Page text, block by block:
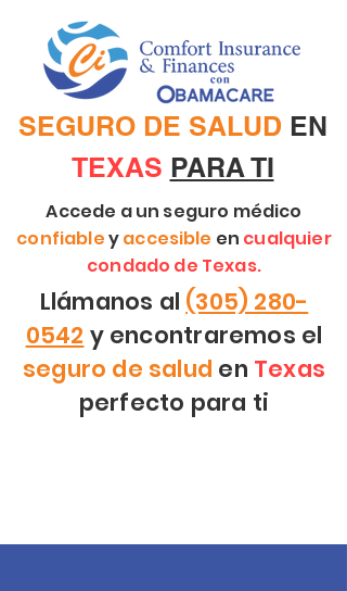
SEGURO DE SALUD EN
TEXAS PARA TI
Accede a un seguro médico
confiableyaccesible en cualquier
condado de Texas.
Llámanos al (305) 280-
0542 y encontraremos el
seguro de salud en Texas
perfecto para ti